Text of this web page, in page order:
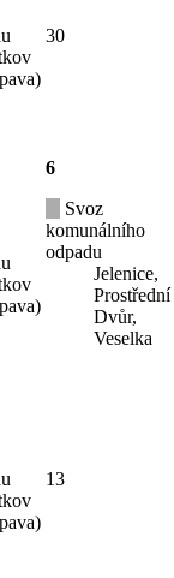
30
6
Svoz
komunálního
odpadu
Jelenice,
Prostřední
Dvůr,
Veselka
13